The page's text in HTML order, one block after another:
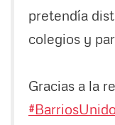
pretendía
colegios y
Gracias a la